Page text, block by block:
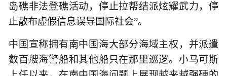
岛礁非法登礁活动，停止拉帮结派炫耀武力，停
止散布虚假信息误导国际社会”。
中国宣称拥有南中国海大部分海域主权，并派遣
数百艘海警船和其他船只在那里巡逻。小马可斯